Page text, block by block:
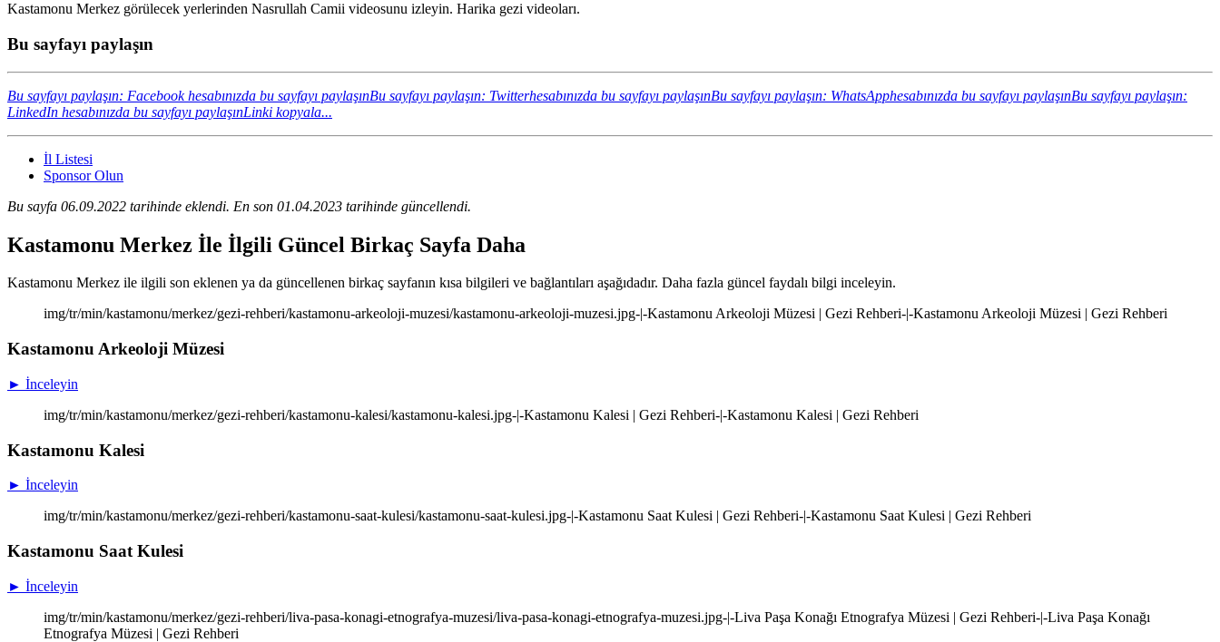
Kastamonu Merkez görülecek yerlerinden Nasrullah Camii videosunu izleyin. Harika gezi videoları.
Bu sayfayı paylaşın
Bu sayfayı paylaşın: Facebook hesabınızda bu sayfayı paylaşınBu sayfayı paylaşın: Twitterhesabınızda bu sayfayı paylaşınBu sayfayı paylaşın: WhatsApphesabınızda bu sayfayı paylaşınBu sayfayı paylaşın:
LinkedIn hesabınızda bu sayfayı paylaşınLinki kopyala...
İl Listesi
Sponsor Olun
Bu sayfa 06.09.2022 tarihinde eklendi. En son 01.04.2023 tarihinde güncellendi.
Kastamonu Merkez İle İlgili Güncel Birkaç Sayfa Daha
Kastamonu Merkez ile ilgili son eklenen ya da güncellenen birkaç sayfanın kısa bilgileri ve bağlantıları aşağıdadır. Daha fazla güncel faydalı bilgi inceleyin.
img/tr/min/kastamonu/merkez/gezi-rehberi/kastamonu-arkeoloji-muzesi/kastamonu-arkeoloji-muzesi.jpg-|-Kastamonu Arkeoloji Müzesi | Gezi Rehberi-|-Kastamonu Arkeoloji Müzesi | Gezi Rehberi
Kastamonu Arkeoloji Müzesi
► İnceleyin
img/tr/min/kastamonu/merkez/gezi-rehberi/kastamonu-kalesi/kastamonu-kalesi.jpg-|-Kastamonu Kalesi | Gezi Rehberi-|-Kastamonu Kalesi | Gezi Rehberi
Kastamonu Kalesi
► İnceleyin
img/tr/min/kastamonu/merkez/gezi-rehberi/kastamonu-saat-kulesi/kastamonu-saat-kulesi.jpg-|-Kastamonu Saat Kulesi | Gezi Rehberi-|-Kastamonu Saat Kulesi | Gezi Rehberi
Kastamonu Saat Kulesi
► İnceleyin
img/tr/min/kastamonu/merkez/gezi-rehberi/liva-pasa-konagi-etnografya-muzesi/liva-pasa-konagi-etnografya-muzesi.jpg-|-Liva Paşa Konağı Etnografya Müzesi | Gezi Rehberi-|-Liva Paşa Konağı
Etnografya Müzesi | Gezi Rehberi